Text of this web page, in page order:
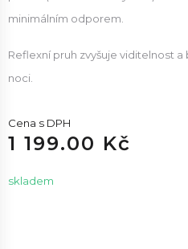
minimálním odporem.
Reflexní pruh zvyšuje viditelnost
noci.
Cena s DPH
1 199.00 Kč
skladem